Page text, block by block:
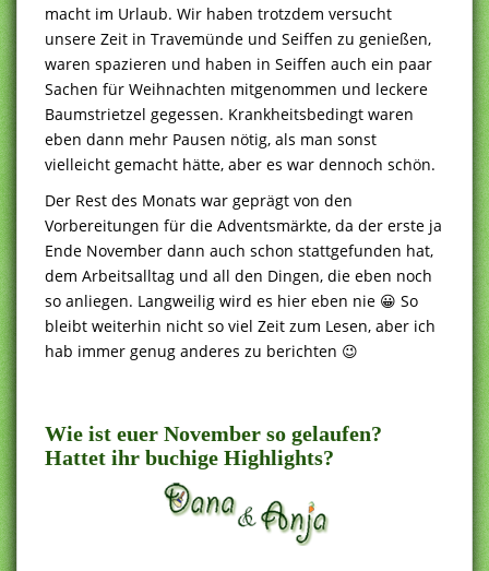
macht im Urlaub. Wir haben trotzdem versucht
unsere Zeit in Travemünde und Seiffen zu genießen,
waren spazieren und haben in Seiffen auch ein paar
Sachen für Weihnachten mitgenommen und leckere
Baumstrietzel gegessen. Krankheitsbedingt waren
eben dann mehr Pausen nötig, als man sonst
vielleicht gemacht hätte, aber es war dennoch schön.
Der Rest des Monats war geprägt von den
Vorbereitungen für die Adventsmärkte, da der erste ja
Ende November dann auch schon stattgefunden hat,
dem Arbeitsalltag und all den Dingen, die eben noch
so anliegen. Langweilig wird es hier eben nie 😀 So
bleibt weiterhin nicht so viel Zeit zum Lesen, aber ich
hab immer genug anderes zu berichten 😉
Wie ist euer November so gelaufen?
Hattet ihr buchige Highlights?